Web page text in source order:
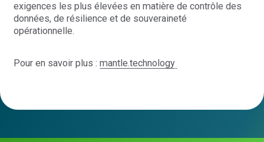
exigences les plus élevées en matière de contrôle des
données, de résilience et de souveraineté
opérationnelle.
Pour en savoir plus : mantle.technology